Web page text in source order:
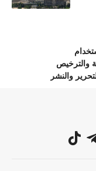
والترخيص
والنشر